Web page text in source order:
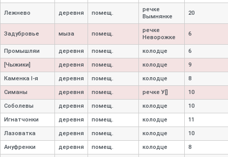
Лежнево деревня помещ.
речке
Вымнянке
20
Задубровье мыза помещ.
речке
Неворожке
6
Промышляи деревня помещ. колодце 6
[Чыжики] деревня помещ. колодце 9
Каменка I-я деревня помещ. колодце 8
Симаны деревня помещ. речке У[] 10
Соболевы деревня помещ. колодце 10
Игнатчонки деревня помещ. колодце 11
Лазоватка деревня помещ. колодце 10
Ануфренки деревня помещ. колодце 8